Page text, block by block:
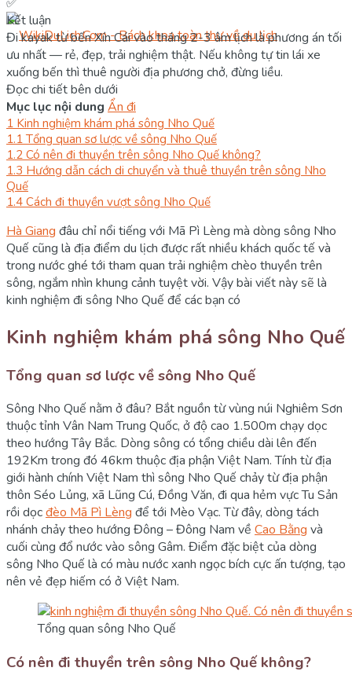
Kết luận
Đi kayak từ bến Xín Cái vào tháng 2-3 âm lịch là phương án tối
ưu nhất — rẻ, đẹp, trải nghiệm thật. Nếu không tự tin lái xe
xuống bến thì thuê người địa phương chở, đừng liều.
Đọc chi tiết bên dưới
Mục lục nội dung Ẩn đi
1 Kinh nghiệm khám phá sông Nho Quế
1.1 Tổng quan sơ lược về sông Nho Quế
1.2 Có nên đi thuyền trên sông Nho Quế không?
1.3 Hướng dẫn cách di chuyển và thuê thuyền trên sông Nho
Quế
1.4 Cách đi thuyền vượt sông Nho Quế
Hà Giang đâu chỉ nổi tiếng với Mã Pì Lèng mà dòng sông Nho
Quế cũng là địa điểm du lịch được rất nhiều khách quốc tế và
trong nước ghé tới tham quan trải nghiệm chèo thuyền trên
sông, ngắm nhìn khung cảnh tuyệt vời. Vậy bài viết này sẽ là
kinh nghiệm đi sông Nho Quế để các bạn có
Kinh nghiệm khám phá sông Nho Quế
Tổng quan sơ lược về sông Nho Quế
Sông Nho Quế nằm ở đâu? Bắt nguồn từ vùng núi Nghiêm Sơn
thuộc tỉnh Vân Nam Trung Quốc, ở độ cao 1.500m chạy dọc
theo hướng Tây Bắc. Dòng sông có tổng chiều dài lên đến
192Km trong đó 46km thuộc địa phận Việt Nam. Tính từ địa
giới hành chính Việt Nam thì sông Nho Quế chảy từ địa phận
thôn Séo Lủng, xã Lũng Cú, Đồng Văn, đi qua hẻm vực Tu Sản
rồi dọcđèo Mã Pì Lèng để tới Mèo Vạc. Từ đây, dòng tách
nhánh chảy theo hướng Đông – Đông Nam về Cao Bằng và
cuối cùng đổ nước vào sông Gâm. Điểm đặc biệt của dòng
sông Nho Quế là có màu nước xanh ngọc bích cực ấn tượng, tạo
nên vẻ đẹp hiếm có ở Việt Nam.
Tổng quan sông Nho Quế
Có nên đi thuyền trên sông Nho Quế không?